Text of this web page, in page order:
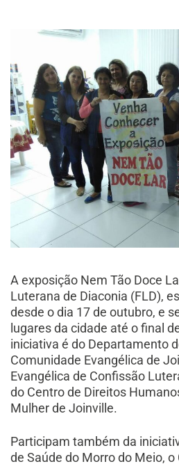
A exposição Nem Tão Doce
Luterana de Diaconia (FLD),
desde o dia 17 de outubro, e
lugares da cidade até o final
iniciativa é do Departamento
Comunidade Evangélica de
Evangélica de Confissão
do Centro de Direitos
Mulher de Joinville.
Participam também da
de Saúde do Morro do Meio,